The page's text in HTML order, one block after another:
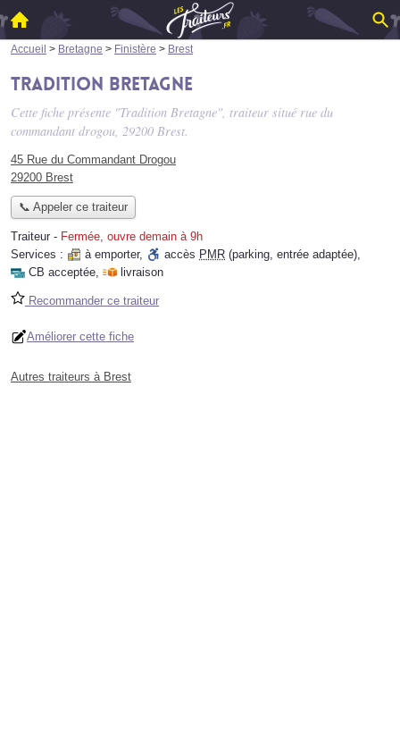
Accueil > Bretagne > Finistère > Brest
Tradition Bretagne
Cette fiche présente "Tradition Bretagne", traiteur situé rue du
commandant drogou, 29200 Brest.
45 Rue du Commandant Drogou
29200 Brest
📞 Appeler ce traiteur
Traiteur - Fermée, ouvre demain à 9h
Services :
à emporter, accès PMR (parking, entrée adaptée),
CB acceptée, livraison
Recommander ce traiteur
Améliorer cette fiche
Autres traiteurs à Brest